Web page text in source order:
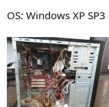
OS: Windows XP SP3